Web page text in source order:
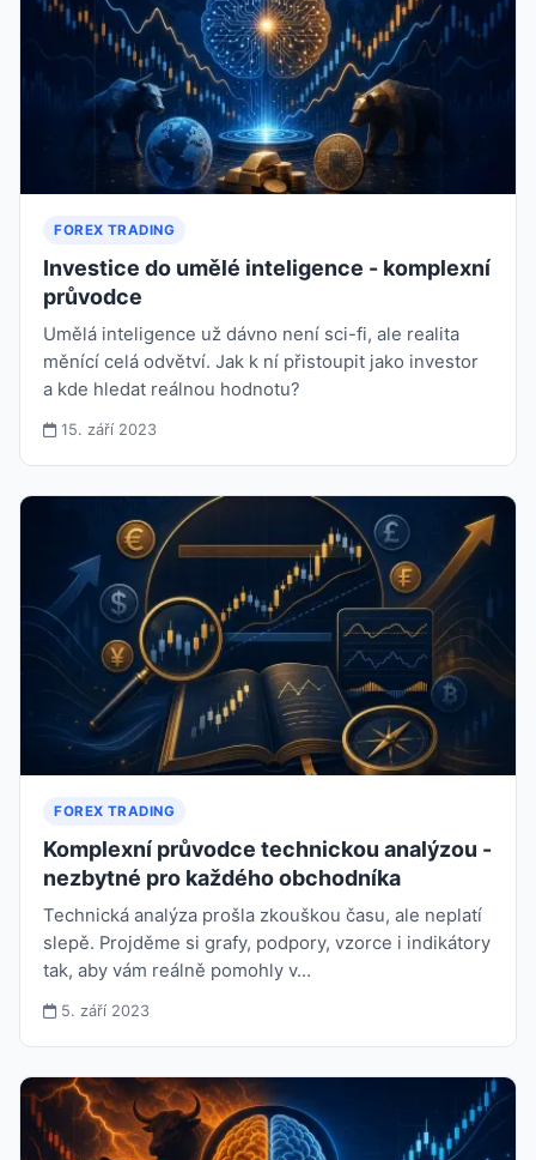
FOREX TRADING
Investice do umělé inteligence - komplexní
průvodce
Umělá inteligence už dávno není sci-fi, ale realita
měnící celá odvětví. Jak k ní přistoupit jako investor
a kde hledat reálnou hodnotu?
15. září 2023
FOREX TRADING
Komplexní průvodce technickou analýzou -
nezbytné pro každého obchodníka
Technická analýza prošla zkouškou času, ale neplatí
slepě. Projděme si grafy, podpory, vzorce i indikátory
tak, aby vám reálně pomohly v…
5. září 2023